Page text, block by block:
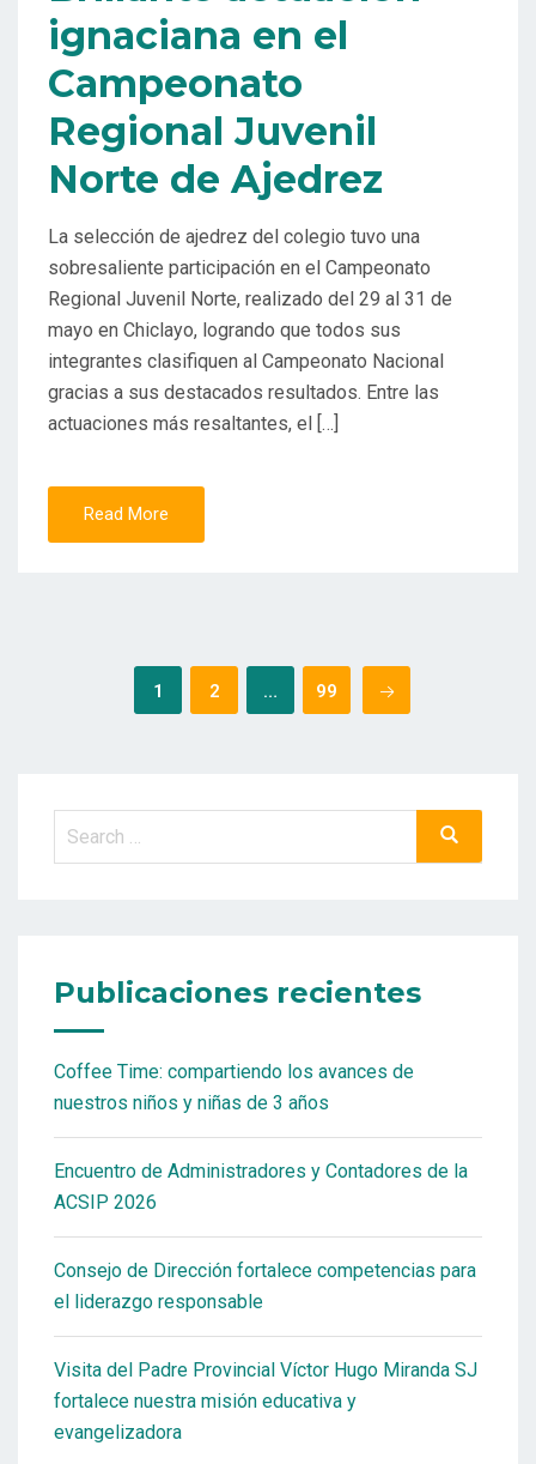
ignaciana en el
Campeonato
Regional Juvenil
Norte de Ajedrez
La selección de ajedrez del colegio tuvo una
sobresaliente participación en el Campeonato
Regional Juvenil Norte, realizado del 29 al 31 de
mayo en Chiclayo, logrando que todos sus
integrantes clasifiquen al Campeonato Nacional
gracias a sus destacados resultados. Entre las
actuaciones más resaltantes, el […]
Read More
Posts
1 2 … 99
Search
Search
Publicaciones recientes
Coffee Time: compartiendo los avances de
nuestros niños y niñas de 3 años
Encuentro de Administradores y Contadores de la
ACSIP 2026
Consejo de Dirección fortalece competencias para
el liderazgo responsable
Visita del Padre Provincial Víctor Hugo Miranda SJ
fortalece nuestra misión educativa y
evangelizadora